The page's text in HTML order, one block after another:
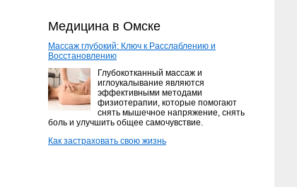
Медицина в Омске
Массаж глубокий: Ключ к Расслаблению и
Восстановлению
Глубокотканный массаж и
иглоукалывание являются
эффективными методами
физиотерапии, которые помогают
снять мышечное напряжение, снять
боль и улучшить общее самочувствие.
Как застраховать свою жизнь